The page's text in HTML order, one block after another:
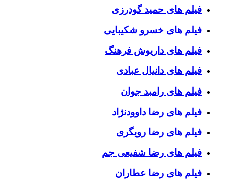
فیلم های حمید گودرزی
فیلم های خسرو شکیبایی
فیلم های داریوش فرهنگ
فیلم های دانیال عبادی
فیلم های رامبد جوان
فیلم های رضا داوودنژاد
فیلم های رضا رویگری
فیلم های رضا شفیعی جم
فیلم های رضا عطاران